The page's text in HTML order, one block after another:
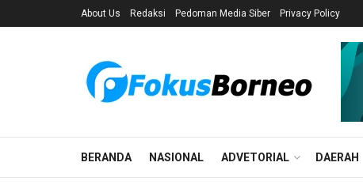
About Us Redaksi Pedoman Media Siber Privacy Policy
BERANDA NASIONAL ADVETORIAL DAERAH